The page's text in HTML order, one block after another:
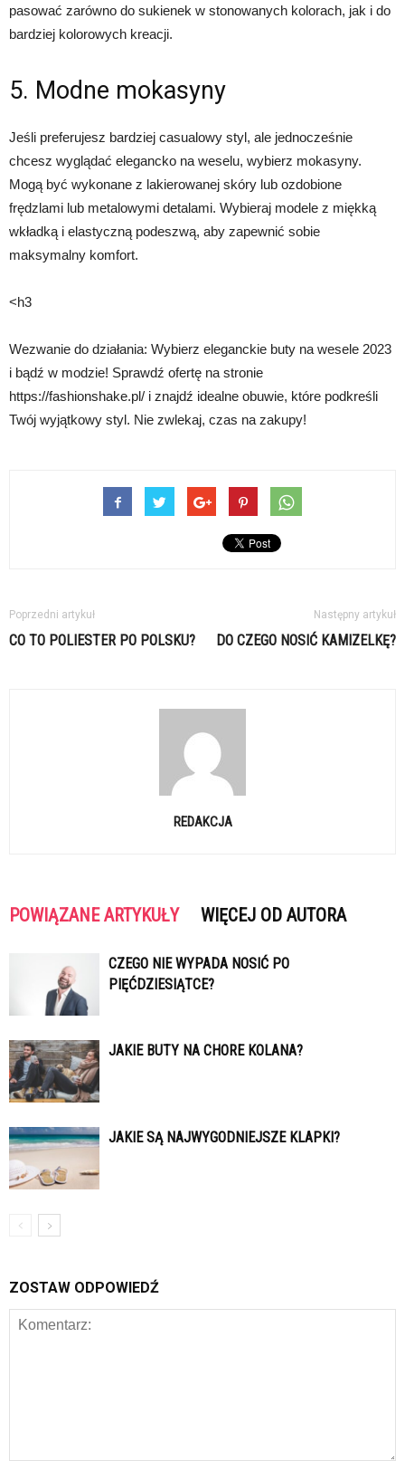
pasować zarówno do sukienek w stonowanych kolorach, jak i do
bardziej kolorowych kreacji.
5. Modne mokasyny
Jeśli preferujesz bardziej casualowy styl, ale jednocześnie
chcesz wyglądać elegancko na weselu, wybierz mokasyny.
Mogą być wykonane z lakierowanej skóry lub ozdobione
frędzlami lub metalowymi detalami. Wybieraj modele z miękką
wkładką i elastyczną podeszwą, aby zapewnić sobie
maksymalny komfort.
<h3
Wezwanie do działania: Wybierz eleganckie buty na wesele 2023
i bądź w modzie! Sprawdź ofertę na stronie
https://fashionshake.pl/ i znajdź idealne obuwie, które podkreśli
Twój wyjątkowy styl. Nie zwlekaj, czas na zakupy!
Poprzedni artykuł
CO TO POLIESTER PO POLSKU?
Następny artykuł
DO CZEGO NOSIĆ KAMIZELKĘ?
REDAKCJA
POWIĄZANE ARTYKUŁY WIĘCEJ OD AUTORA
CZEGO NIE WYPADA NOSIĆ PO
PIĘĆDZIESIĄTCE?
JAKIE BUTY NA CHORE KOLANA?
JAKIE SĄ NAJWYGODNIEJSZE KLAPKI?
ZOSTAW ODPOWIEDŹ